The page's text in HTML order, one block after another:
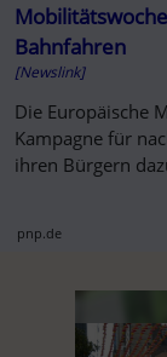
Bahnfahren
[Newslink]
Die Europäische
Kampagne für
ihren Bürgern
pnp.de